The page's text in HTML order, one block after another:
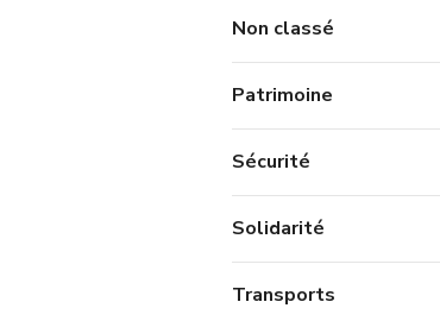
Non classé
Patrimoine
Sécurité
Solidarité
Transports